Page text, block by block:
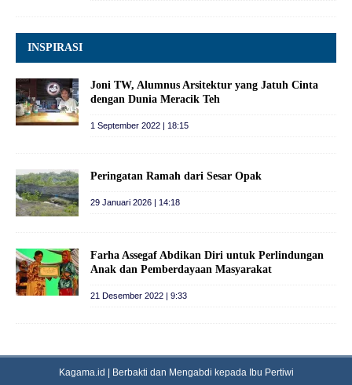
INSPIRASI
Joni TW, Alumnus Arsitektur yang Jatuh Cinta
dengan Dunia Meracik Teh
1 September 2022 | 18:15
Peringatan Ramah dari Sesar Opak
29 Januari 2026 | 14:18
Farha Assegaf Abdikan Diri untuk Perlindungan
Anak dan Pemberdayaan Masyarakat
21 Desember 2022 | 9:33
Kagama.id | Berbakti dan Mengabdi kepada Ibu Pertiwi